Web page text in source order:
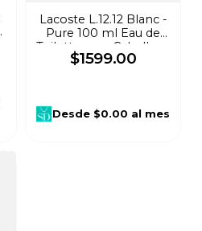
Lacoste L.12.12 Blanc -
Pure 100 ml Eau de
Toilette para Caballero
776
$1599.00
Desde $0.00 al mes